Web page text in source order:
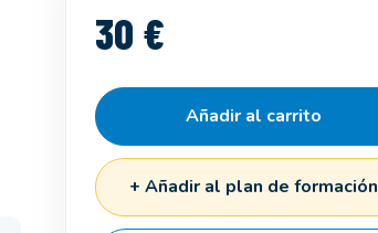
30 €
Añadir al carrito
+ Añadir al plan de formación